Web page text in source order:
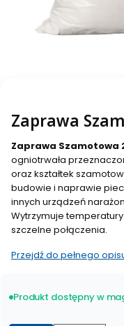
Zaprawa
Zaprawa Szamotowa
ogniotrwała
oraz kształtek
budowie i naprawie
innych urządzeń
Wytrzymuje
szczelne połączenia.
Przejdź do pełnego
Produkt dostępny w